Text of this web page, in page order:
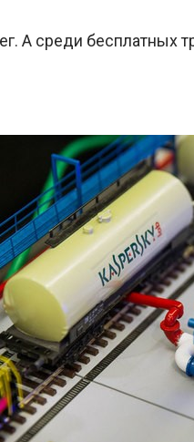
А среди бесплатных